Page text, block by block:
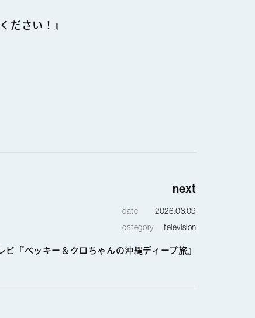
ださい！』
next
date
2026.03.09
category
television
ビ『ベッキー＆クロちゃんの沖縄ディープ旅』